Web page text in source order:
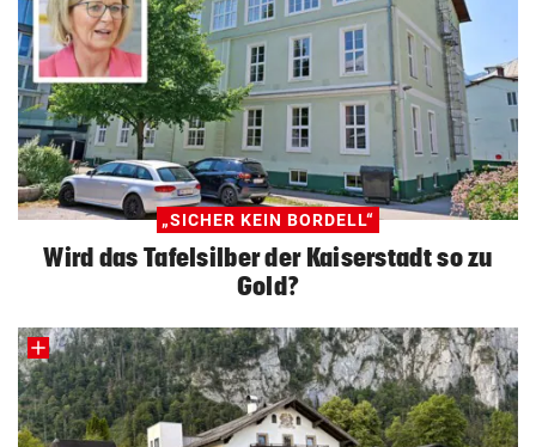
„SICHER KEIN BORDELL“
Wird das Tafelsilber der Kaiserstadt so zu
Gold?